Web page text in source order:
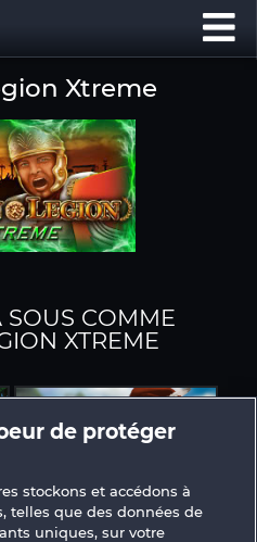
Xtreme
SOUS COMME
XTREME
Atlas of Legends
de protéger
stockons et accédons à
telles que des données de
uniques, sur votre